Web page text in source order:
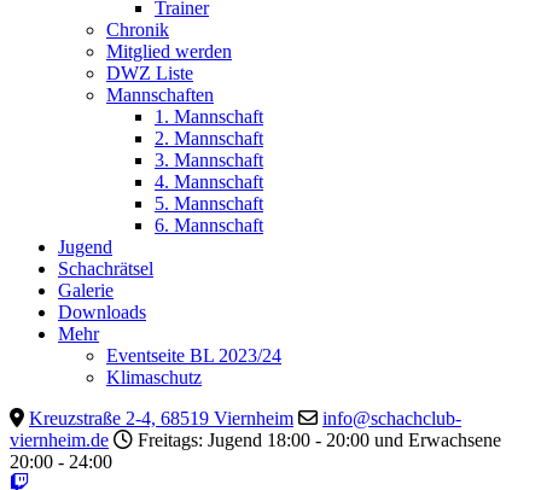
Trainer
Chronik
Mitglied werden
DWZ Liste
Mannschaften
1. Mannschaft
2. Mannschaft
3. Mannschaft
4. Mannschaft
5. Mannschaft
6. Mannschaft
Jugend
Schachrätsel
Galerie
Downloads
Mehr
Eventseite BL 2023/24
Klimaschutz
Kreuzstraße 2-4, 68519 Viernheim
info@schachclub-
viernheim.de
Freitags: Jugend 18:00 - 20:00 und Erwachsene
20:00 - 24:00